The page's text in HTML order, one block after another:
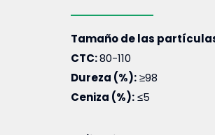
Tamaño de las
CTC:80-110
Dureza (%):≥98
Ceniza (%):≤5